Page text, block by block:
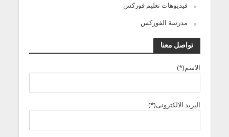
فيديوهات تعليم فوركس
مدرسة الفوركس
تواصل معنا
الاسم(*)
البريد الالكترونى(*)